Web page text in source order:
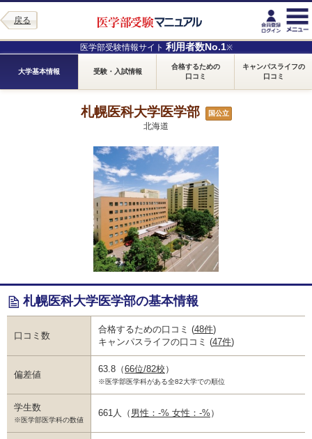
戻る
医学部受験情報サイト 利用者数No.1※
大学基本情報 受験・入試情報
合格するための
口コミ
キャンパスライフの
口コミ
札幌医科大学医学部 国公立
北海道
札幌医科大学医学部の基本情報
口コミ数
合格するための口コミ (48件)
キャンパスライフの口コミ (47件)
偏差値
63.8 （66位/82校 ）
※医学部医学科がある全82大学での順位
学生数
※医学部医学科の数値
661人 （ 男性：-% 女性：-% ）